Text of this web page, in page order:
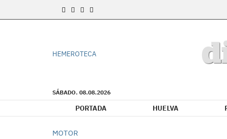
HEMEROTECA
SÁBADO. 08.08.2026
PORTADA HUELVA
MOTOR